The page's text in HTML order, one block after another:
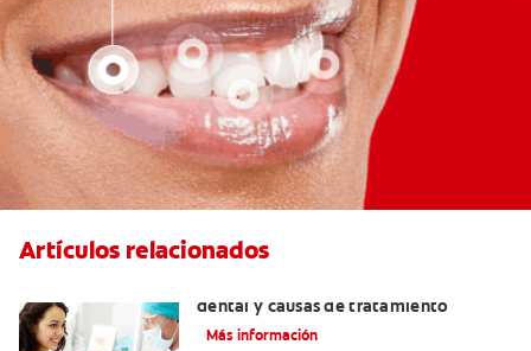
Artículos relacionados
dental y causas de tratamiento
Más información